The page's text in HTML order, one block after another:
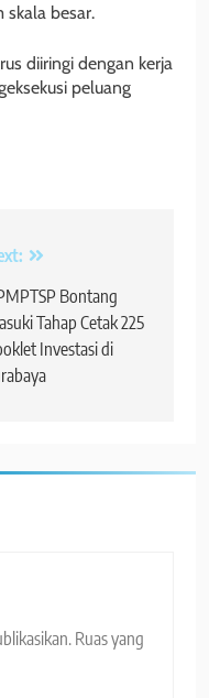
besar.
diiringi dengan kerja
peluang
Bontang
Tahap Cetak 225
Investasi di
Ruas yang